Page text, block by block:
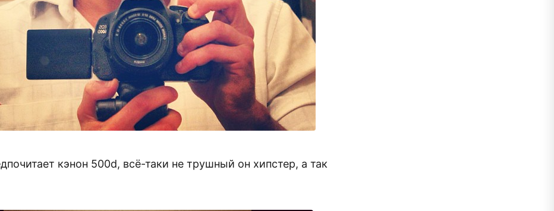
кэнон 500d, всё-таки не трушный он хипстер, а так